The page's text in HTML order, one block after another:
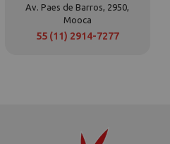
Av. Paes de Barros, 2950,
Mooca
55 (11) 2914-7277